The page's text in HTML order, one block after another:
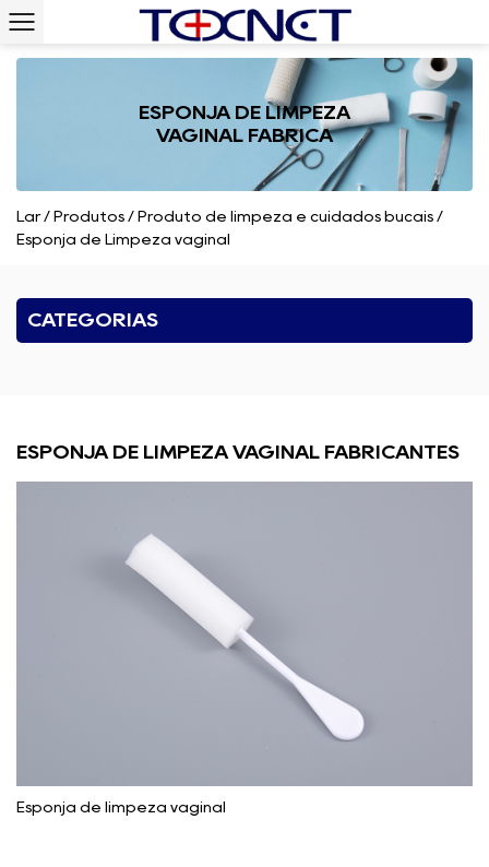
ESPONJA DE LIMPEZA
VAGINAL FÁBRICA
Lar/ Produtos / Produto de limpeza e cuidados bucais /
Esponja de Limpeza vaginal
CATEGORIAS
ESPONJA DE LIMPEZA VAGINAL FABRICANTES
Esponja de limpeza vaginal